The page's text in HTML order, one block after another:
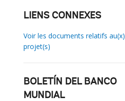
LIENS CONNEXES
Voir les documents relatifs au(x)
projet(s)
BOLETÍN DEL BANCO
MUNDIAL